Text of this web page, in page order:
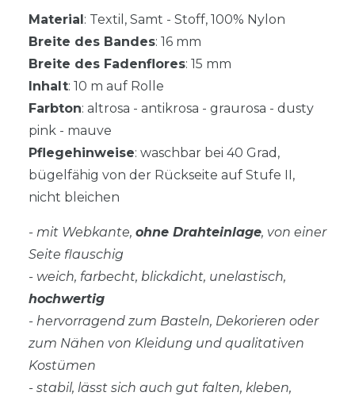
Material : Textil, Samt - Stoff, 100% Nylon
Breite des Bandes: 16 mm
Breite des Fadenflores: 15 mm
Inhalt: 10 m auf Rolle
Farbton: altrosa - antikrosa - graurosa - dusty
pink - mauve
Pflegehinweise: waschbar bei 40 Grad,
bügelfähig von der Rückseite auf Stufe II,
nicht bleichen
- mit Webkante, ohne Drahteinlage, von einer
Seite flauschig
- weich, farbecht, blickdicht, unelastisch,
hochwertig
- hervorragend zum Basteln, Dekorieren oder
zum Nähen von Kleidung und qualitativen
Kostümen
- stabil, lässt sich auch gut falten, kleben,